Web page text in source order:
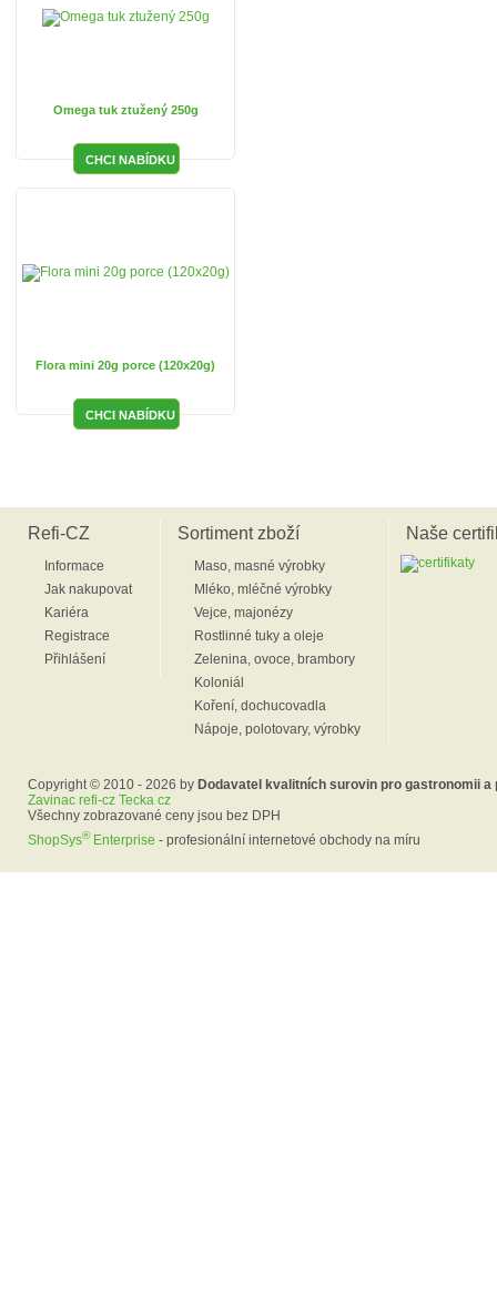
Omega tuk ztužený 250g
Flora mini 20g porce (120x20g)
Refi-CZ
Informace
Jak nakupovat
Kariéra
Registrace
Přihlášení
Sortiment zboží
Maso, masné výrobky
Mléko, mléčné výrobky
Vejce, majonézy
Rostlinné tuky a oleje
Zelenina, ovoce, brambory
Koloniál
Koření, dochucovadla
Nápoje, polotovary, výrobky
Naše
Copyright © 2010 - 2026 by Dodavatel kvalitních surovin pro gastronomii
Zavinac refi-cz Tecka cz
Všechny zobrazované ceny jsou bez DPH
ShopSys®Enterprise - profesionální internetové obchody na míru